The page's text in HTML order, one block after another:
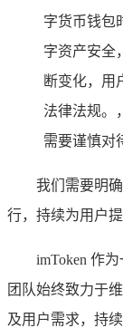
字货币钱包
字资产安全
断变化，用
法律法规。
需要谨慎对
我们需要明
行，持续为用户
imToken 作
团队始终致力于
及用户需求，持